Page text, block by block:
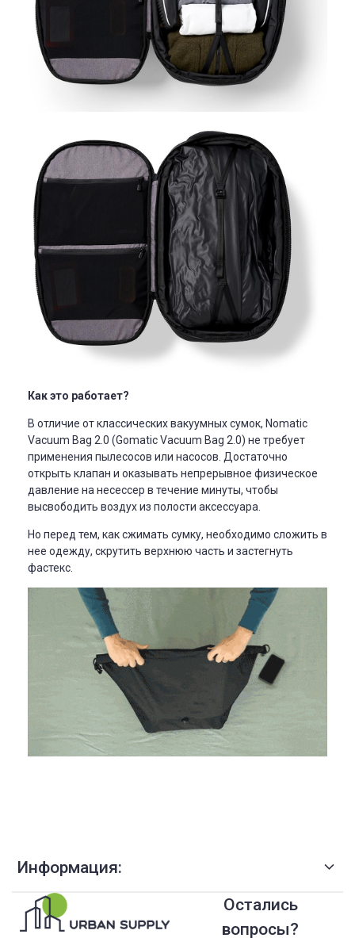
Как это работает?
В отличие от классических вакуумных сумок, Nomatic
Vacuum Bag 2.0 (Gomatic Vacuum Bag 2.0) не требует
применения пылесосов или насосов. Достаточно
открыть клапан и оказывать непрерывное физическое
давление на несессер в течение минуты, чтобы
высвободить воздух из полости аксессуара.
Но перед тем, как сжимать сумку, необходимо сложить в
нее одежду, скрутить верхнюю часть и застегнуть
фастекс.
Информация:
Остались
вопросы?